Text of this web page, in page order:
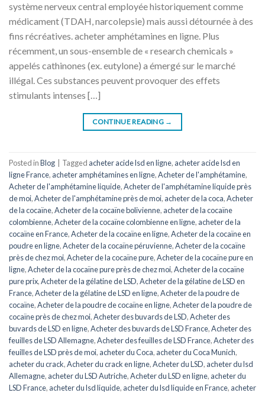
système nerveux central employée historiquement comme
médicament (TDAH, narcolepsie) mais aussi détournée à des
fins récréatives. acheter amphétamines en ligne. Plus
récemment, un sous-ensemble de « research chemicals »
appelés cathinones (ex. eutylone) a émergé sur le marché
illégal. Ces substances peuvent provoquer des effets
stimulants intenses […]
CONTINUE READING →
Posted inBlog | Tagged acheter acide lsd en ligne, acheter acide lsd en
ligne France, acheter amphétamines en ligne,Acheter de l'amphétamine,
Acheter de l'amphétamine liquide,Acheter de l'amphétamine liquide près
de moi,Acheter de l'amphétamine près de moi, acheter de la coca,Acheter
de la cocaïne,Acheter de la cocaïne bolivienne, acheter de la cocaïne
colombienne,Acheter de la cocaïne colombienne en ligne, acheter de la
cocaïne en France,Acheter de la cocaïne en ligne,Acheter de la cocaïne en
poudre en ligne,Acheter de la cocaïne péruvienne,Acheter de la cocaïne
près de chez moi,Acheter de la cocaïne pure,Acheter de la cocaïne pure en
ligne,Acheter de la cocaïne pure près de chez moi,Acheter de la cocaïne
pure prix,Acheter de la gélatine de LSD,Acheter de la gélatine de LSD en
France,Acheter de la gélatine de LSD en ligne,Acheter de la poudre de
cocaïne,Acheter de la poudre de cocaïne en ligne,Acheter de la poudre de
cocaïne près de chez moi,Acheter des buvards de LSD,Acheter des
buvards de LSD en ligne,Acheter des buvards de LSD France,Acheter des
feuilles de LSD Allemagne,Acheter des feuilles de LSD France,Acheter des
feuilles de LSD près de moi, acheter du Coca, acheter du Coca Munich,
acheter du crack,Acheter du crack en ligne,Acheter du LSD, acheter du lsd
Allemagne, acheter du LSD Autriche,Acheter du LSD en ligne, acheter du
LSD France, acheter du lsd liquide, acheter du lsd liquide en France, acheter